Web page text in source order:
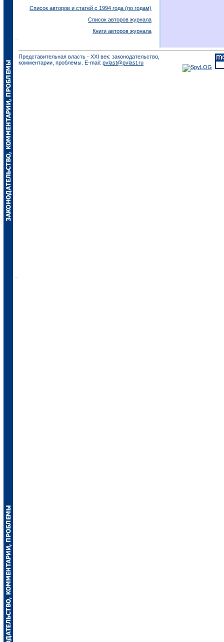
Список авторов и статей с 1994 года (по годам)
Список авторов журнала
Книги авторов журнала
Представительная власть - XXI век: законодательство,
комментарии, проблемы. E-mail: pvlast@pvlast.ru